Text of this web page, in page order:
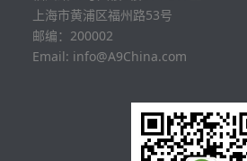
上海市黄浦区福州路53号
邮编：200002
Email: info@A9China.com